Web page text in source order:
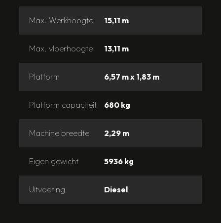
Max. Werkhoogte 15,11 m
Max. vloerhoogte 13,11 m
Platform 6,57 m x 1,83 m
Platform capaciteit 680 kg
Machine breedte 2,29 m
Eigen gewicht 5936 kg
Uitvoering Diesel